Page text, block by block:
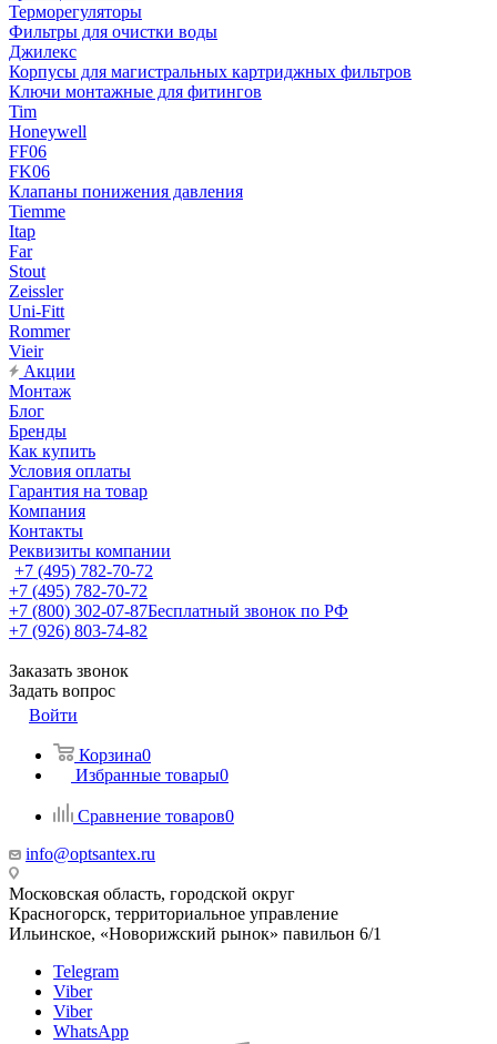
Терморегуляторы
Фильтры для очистки воды
Джилекс
Корпусы для магистральных картриджных фильтров
Ключи монтажные для фитингов
Tim
Honeywell
FF06
FK06
Клапаны понижения давления
Tiemme
Itap
Far
Stout
Zeissler
Uni-Fitt
Rommer
Vieir
Акции
Монтаж
Блог
Бренды
Как купить
Условия оплаты
Гарантия на товар
Компания
Контакты
Реквизиты компании
+7 (495) 782-70-72
+7 (495) 782-70-72
+7 (800) 302-07-87Бесплатный звонок по РФ
+7 (926) 803-74-82
Заказать звонок
Задать вопрос
Войти
Корзина0
Избранные товары0
Сравнение товаров0
info@optsantex.ru
Московская область, городской округ
Красногорск, территориальное управление
Ильинское, «Новорижский рынок» павильон 6/1
Telegram
Viber
Viber
WhatsApp